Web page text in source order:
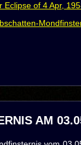
Eclipse of 4 Apr,
AM